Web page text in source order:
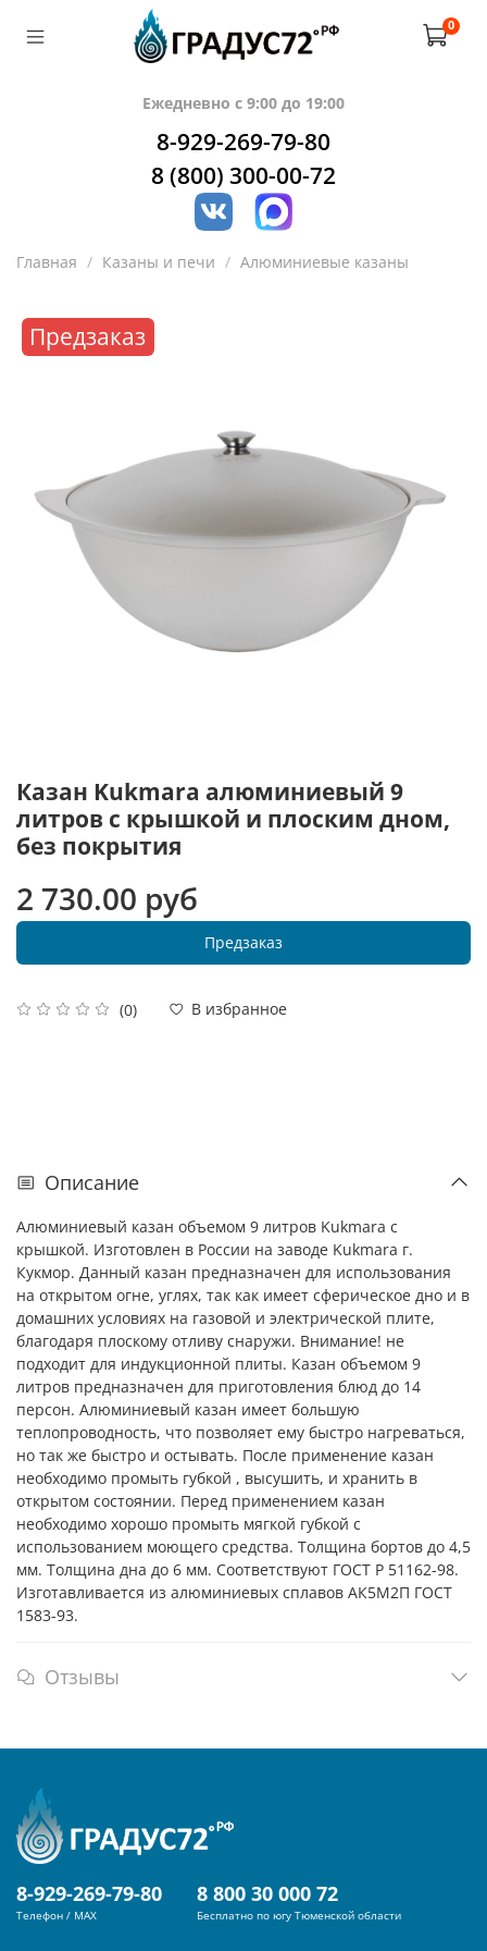
0
Ежедневно с 9:00 до 19:00
8-929-269-79-80
8 (800) 300-00-72
Главная Казаны и печи Алюминиевые казаны
Предзаказ
Казан Kukmara алюминиевый 9
литров с крышкой и плоским дном,
без покрытия
(0) В избранное
2 730.00 руб
Предзаказ
Описание
Алюминиевый казан объемом 9 литров Kukmara с
крышкой. Изготовлен в России на заводе Kukmara г.
Кукмор. Данный казан предназначен для использования
на открытом огне, углях, так как имеет сферическое дно и в
домашних условиях на газовой и электрической плите,
благодаря плоскому отливу снаружи. Внимание! не
подходит для индукционной плиты. Казан объемом 9
литров предназначен для приготовления блюд до 14
персон. Алюминиевый казан имеет большую
теплопроводность, что позволяет ему быстро нагреваться,
но так же быстро и остывать. После применение казан
необходимо промыть губкой , высушить, и хранить в
открытом состоянии. Перед применением казан
необходимо хорошо промыть мягкой губкой с
использованием моющего средства. Толщина бортов до 4,5
мм. Толщина дна до 6 мм. Соответствуют ГОСТ Р 51162-98.
Изготавливается из алюминиевых сплавов АК5М2П ГОСТ
1583-93.
Отзывы
8-929-269-79-80
Телефон / MAX
8 800 30 000 72
Бесплатно по югу Тюменской области